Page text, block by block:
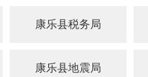
康乐县税务局
康乐县地震局